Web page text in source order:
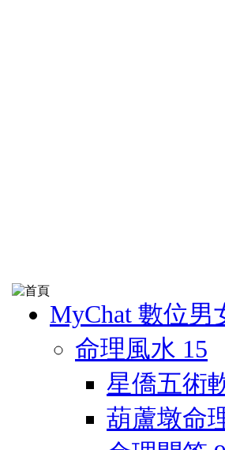
MyChat 數位男
命理風水 15
星僑五術
葫蘆墩命